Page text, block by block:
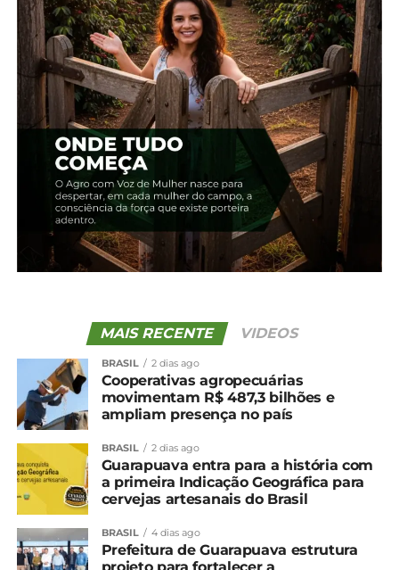
restauração.
Os projetos já estão disponíveis para consulta do
público no portal do
DER/PR:www.der.pr.gov.br/PRC466. Eles estão
separados em quatro lotes: Pitanga a Santa Maria
do Oeste, Santa Maria do Oeste a Boa Ventura de
São Roque, Boa Ventura de São Roque a Turvo e
Turvo a Palmeirinha.
*AEN-PR
Compartilhe isso:
Facebook
Relacionado
DER/PR apresenta
projetos de duplicação
em concreto entre
Pitanga e Guarapuava
8 de maio, 2024
Em "Guarapuava"
Duplicação em concreto
Palmeirinha chega a 87%
de execução
12 de dezembro, 2025
Duplicação da PR-466
entre Pitanga e Turvo
MAIS RECENTE VIDEOS
BRASIL 2 dias ago
Cooperativas agropecuárias
movimentam R$ 487,3 bilhões e
ampliam presença no país
BRASIL 2 dias ago
Guarapuava entra para a história com
a primeira Indicação Geográfica para
cervejas artesanais do Brasil
BRASIL 4 dias ago
Prefeitura de Guarapuava estrutura